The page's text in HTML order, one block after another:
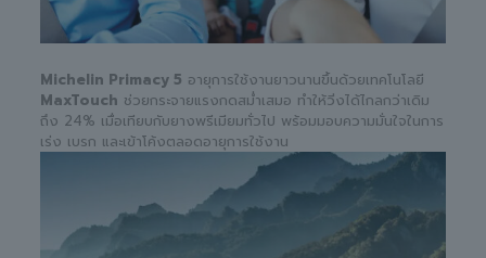
Michelin Primacy 5 อายุการใช้งานยาวนานขึ้นด้วยเทคโนโลยี
MaxTouch ช่วยกระจายแรงกดสม่ำเสมอ ทำให้วิ่งได้ไกลกว่าเดิม
ถึง 24% เมื่อเทียบกับยางพรีเมียมทั่วไป พร้อมมอบความมั่นใจในการ
เร่ง เบรก และเข้าโค้งตลอดอายุการใช้งาน